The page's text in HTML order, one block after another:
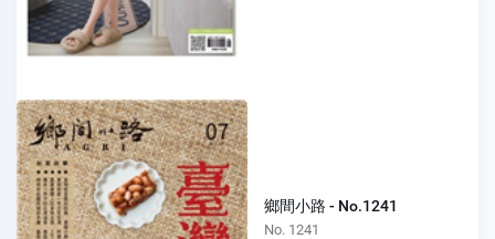
鄉間小路 - No.1241
No. 1241